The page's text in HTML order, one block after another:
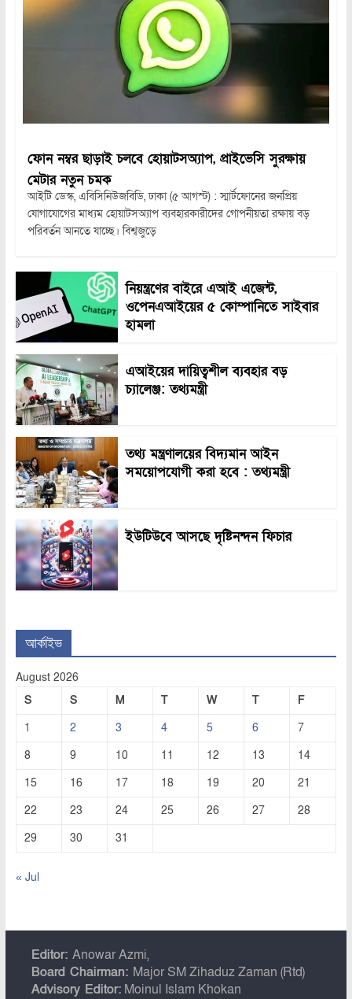
ফোন নম্বর ছাড়াই চলবে হোয়াটসঅ্যাপ, প্রাইভেসি সুরক্ষায়
মেটার নতুন চমক
আইটি ডেস্ক, এবিসিনিউজবিডি, ঢাকা (৫ আগস্ট) : স্মার্টফোনের জনপ্রিয়
যোগাযোগের মাধ্যম হোয়াটসঅ্যাপ ব্যবহারকারীদের গোপনীয়তা রক্ষায় বড়
পরিবর্তন আনতে যাচ্ছে। বিশ্বজুড়ে
নিয়ন্ত্রণের বাইরে এআই এজেন্ট,
ওপেনএআইয়ের ৫ কোম্পানিতে সাইবার
হামলা
এআইয়ের দায়িত্বশীল ব্যবহার বড়
চ্যালেঞ্জ: তথ্যমন্ত্রী
তথ্য মন্ত্রণালয়ের বিদ্যমান আইন
সময়োপযোগী করা হবে : তথ্যমন্ত্রী
ইউটিউবে আসছে দৃষ্টিনন্দন ফিচার
আর্কাইভ
August 2026
S
S M T W T
F
1
2 3 4 5 6
7
8
9 10 11 12 13
14
15
16 17 18 19 20
21
22
23 24 25 26 27
28
29
30 31
« Jul
Editor: Anowar Azmi,
Board Chairman: Major SM Zihaduz Zaman (Rtd)
Advisory Editor:Moinul Islam Khokan